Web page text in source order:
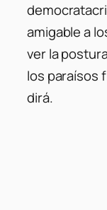
amigable a
ver la
los paraísos
dirá.